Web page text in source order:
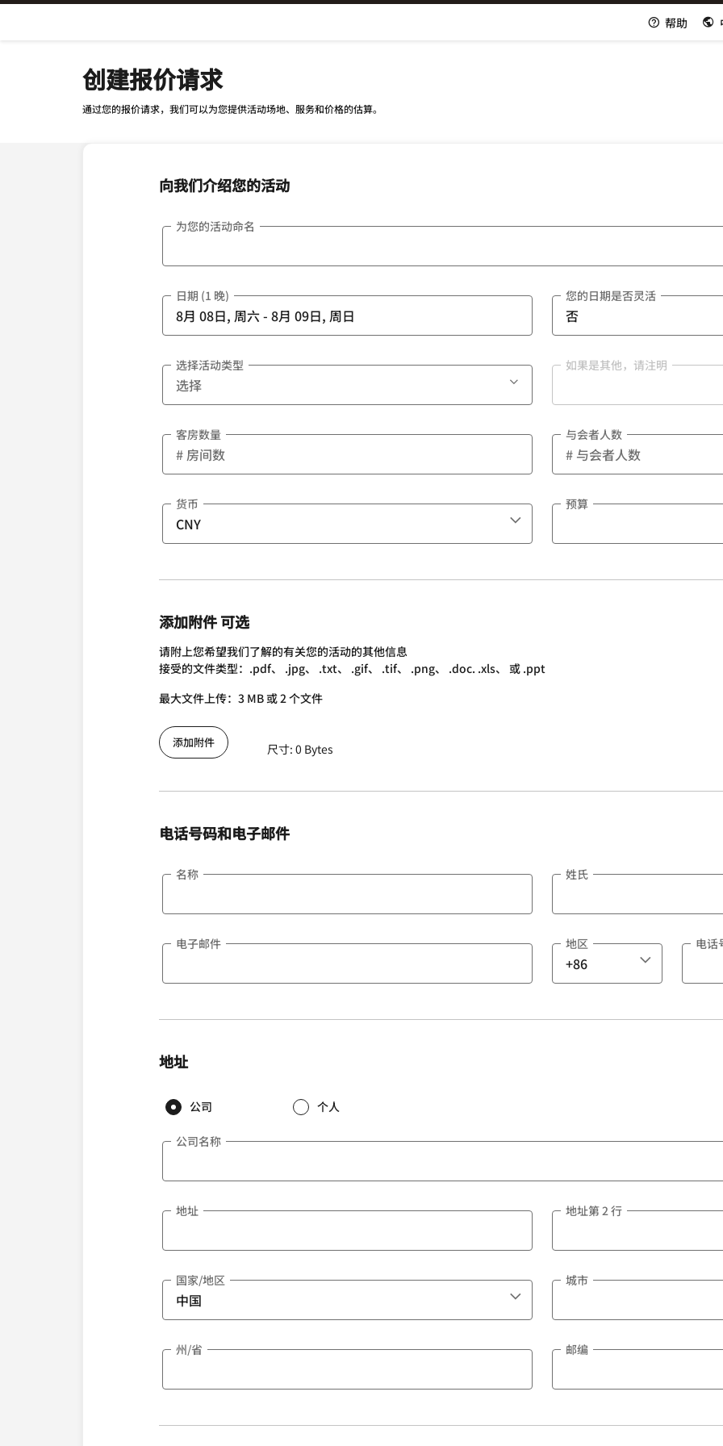
Skip To Content
帮助
创建报价请求
通过您的报价请求，我们可以为您提供活动场地、服务和价格的估算。
向我们介绍您的活动
为您的活动命名
日期 (1 晚) 您的日期是否灵活
选择活动类型 如果是其他，请注明
客房数量 与会者人数
货币 预算
添加附件 可选
请附上您希望我们了解的有关您的活动的其他信息
接受的文件类型：.pdf、 .jpg、 .txt、 .gif、 .tif、 .png、 .doc. .xls、 或 .ppt
最大文件上传：3 MB 或 2 个文件
添加附件 尺寸: 0 Bytes
电话号码和电子邮件
名称 姓氏
电子邮件 地区 电话
地址
公司 个人
公司名称
地址 地址第 2 行
国家/地区 城市
州/省 邮编